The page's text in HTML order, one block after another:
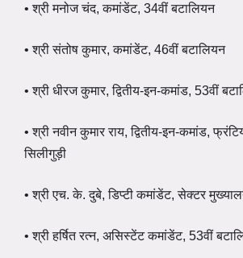
• श्री मनोज चंद, कमांडेंट, 34वीं बटालियन
• श्री संतोष कुमार, कमांडेंट, 46वीं बटालियन
• श्री धीरज कुमार, द्वितीय-इन-कमांड, 53वीं
• श्री नवीन कुमार राय, द्वितीय-इन-कमांड,
सिलीगुड़ी
• श्री एच. के. दुबे, डिप्टी कमांडेंट, सेक्टर
• श्री हर्षित रत्न, असिस्टेंट कमांडेंट, 53वीं